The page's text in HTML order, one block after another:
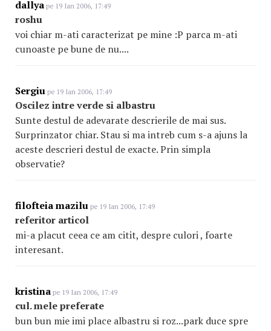
dallya pe 19 Ian 2006, 17:49
roshu
voi chiar m-ati caracterizat pe mine :P parca m-ati
cunoaste pe bune de nu....
Sergiu pe 19 Ian 2006, 17:49
Oscilez intre verde si albastru
Sunte destul de adevarate descrierile de mai sus.
Surprinzator chiar. Stau si ma intreb cum s-a ajuns la
aceste descrieri destul de exacte. Prin simpla
observatie?
filofteia mazilu pe 19 Ian 2006, 17:49
referitor articol
mi-a placut ceea ce am citit, despre culori , foarte
interesant.
kristina pe 19 Ian 2006, 17:49
cul. mele preferate
bun bun mie imi place albastru si roz...park duce spre